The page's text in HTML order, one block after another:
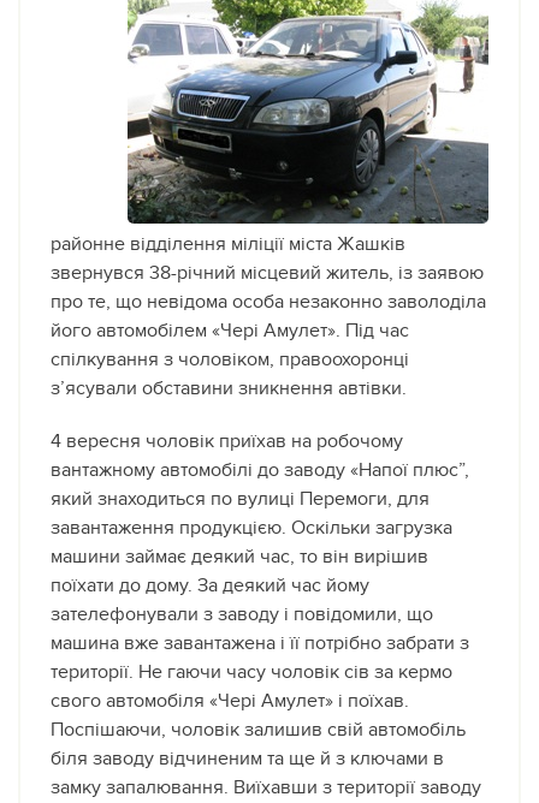
районне відділення міліції міста Жашків
звернувся 38-річний місцевий житель, із заявою
про те, що невідома особа незаконно заволоділа
його автомобілем «Чері Амулет». Під час
спілкування з чоловіком, правоохоронці
з’ясували обставини зникнення автівки.
4 вересня чоловік приїхав на робочому
вантажному автомобілі до заводу «Напої плюс”,
який знаходиться по вулиці Перемоги, для
завантаження продукцією. Оскільки загрузка
машини займає деякий час, то він вирішив
поїхати до дому. За деякий час йому
зателефонували з заводу і повідомили, що
машина вже завантажена і її потрібно забрати з
території. Не гаючи часу чоловік сів за кермо
свого автомобіля «Чері Амулет» і поїхав.
Поспішаючи, чоловік залишив свій автомобіль
біля заводу відчиненим та ще й з ключами в
замку запалювання. Виїхавши з території заводу